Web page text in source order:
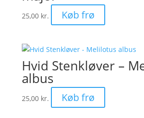
25,00 kr. Køb frø
Hvid Stenkløver –
albus
25,00 kr. Køb frø